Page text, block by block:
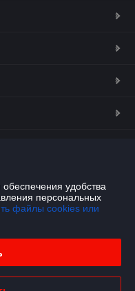
«Грузовое Снабжение»
21
удобства
персональных
файлы cookies или